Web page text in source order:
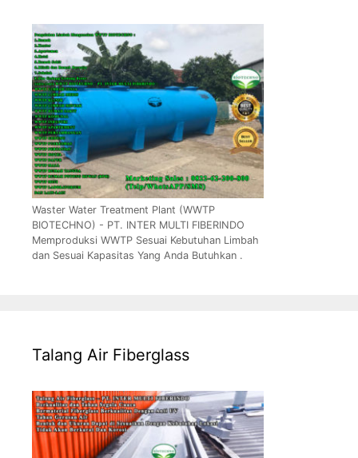
Waster Water Treatment Plant (WWTP
BIOTECHNO) - PT. INTER MULTI FIBERINDO
Memproduksi WWTP Sesuai Kebutuhan Limbah
dan Sesuai Kapasitas Yang Anda Butuhkan .
Talang Air Fiberglass